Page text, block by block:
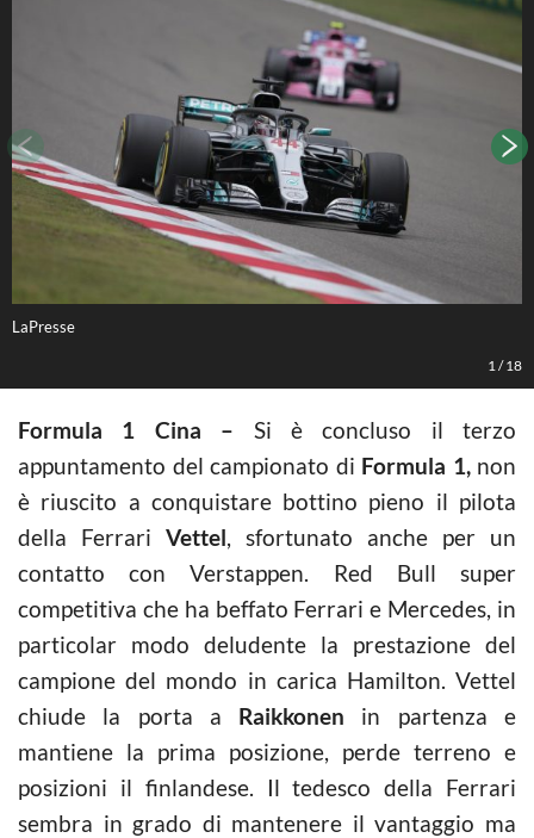
LaPresse
1 /18
Formula 1 Cina – Si è concluso il terzo
appuntamento del campionato di Formula 1,non
è riuscito a conquistare bottino pieno il pilota
della Ferrari Vettel, sfortunato anche per un
contatto con Verstappen. Red Bull super
competitiva che ha beffato Ferrari e Mercedes, in
particolar modo deludente la prestazione del
campione del mondo in carica Hamilton. Vettel
chiude la porta a Raikkonen in partenza e
mantiene la prima posizione, perde terreno e
posizioni il finlandese. Il tedesco della Ferrari
sembra in grado di mantenere il vantaggio ma